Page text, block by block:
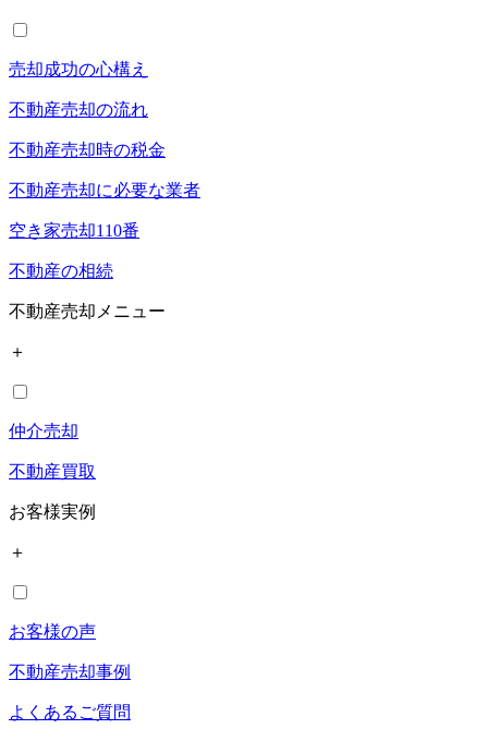
売却成功の心構え
不動産売却の流れ
不動産売却時の税金
不動産売却に必要な業者
空き家売却110番
不動産の相続
不動産売却メニュー
＋
仲介売却
不動産買取
お客様実例
＋
お客様の声
不動産売却事例
よくあるご質問